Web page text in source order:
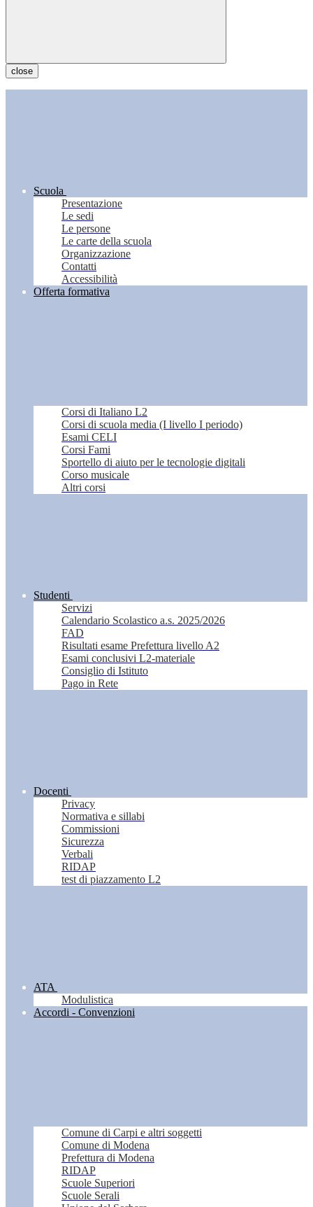
close
Scuola
Presentazione
Le sedi
Le persone
Le carte della scuola
Organizzazione
Contatti
Accessibilità
Offerta formativa
Corsi di Italiano L2
Corsi di scuola media (I livello I periodo)
Esami CELI
Corsi Fami
Sportello di aiuto per le tecnologie digitali
Corso musicale
Altri corsi
Studenti
Servizi
Calendario Scolastico a.s. 2025/2026
FAD
Risultati esame Prefettura livello A2
Esami conclusivi L2-materiale
Consiglio di Istituto
Pago in Rete
Docenti
Privacy
Normativa e sillabi
Commissioni
Sicurezza
Verbali
RIDAP
test di piazzamento L2
ATA
Modulistica
Accordi - Convenzioni
Comune di Carpi e altri soggetti
Comune di Modena
Prefettura di Modena
RIDAP
Scuole Superiori
Scuole Serali